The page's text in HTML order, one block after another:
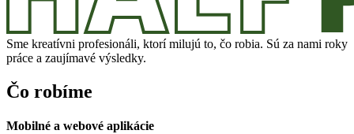
Sme kreatívni profesionáli, ktorí milujú to, čo robia. Sú za nami roky
práce a zaujímavé výsledky.
Čo robíme
Mobilné a webové aplikácie